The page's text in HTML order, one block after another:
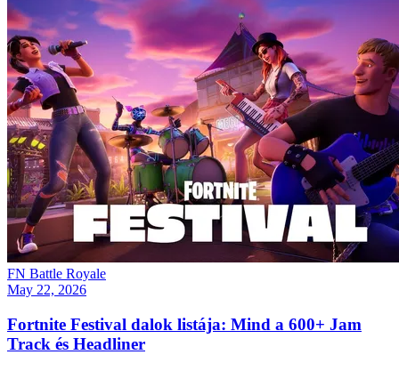
FN Battle Royale
May 22, 2026
Fortnite Festival dalok listája: Mind a 600+ Jam
Track és Headliner